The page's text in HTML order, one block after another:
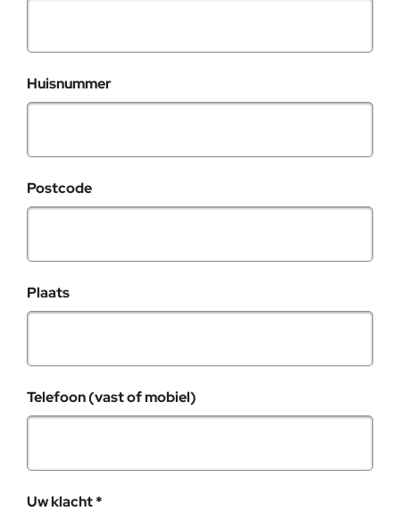
Huisnummer
Postcode
Plaats
Telefoon (vast of mobiel)
Uw klacht*